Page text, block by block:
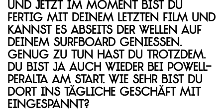
Und jetzt im Moment bist du
fertig mit deinem letzten Film und
kannst es abseits der Wellen auf
deinem Surfboard genießen.
Genug zu tun hast du trotzdem.
Du bist ja auch wieder bei Powell-
Peralta am Start. Wie sehr bist du
dort ins tägliche Geschäft mit
eingespannt?